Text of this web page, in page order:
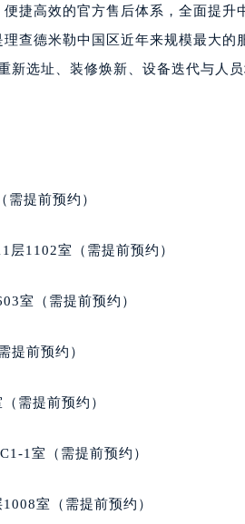
写字楼A座13层1304室（需提前预
塔（中央广场）A1座办公楼14层
（万象城）15层1508室（需提前预
楼1座30层05室（需提前预约）
层03室（需提前预约）
写字楼9层902室（需提前预约）
层2905室（需提前预约）
心（品牌授权店）1层整层（需提前
）C座17层17-B（需提前预约
写字楼29层03室（需提前预约）
12层1205室（需提前预约）
捷高效的官方售后体系，全面提升
查德米勒中国区近年来规模最大的
新选址、装修焕新、设备迭代与人
提前预约）
1102室（需提前预约）
室（需提前预约）
提前预约）
需提前预约）
1室（需提前预约）
室（需提前预约）